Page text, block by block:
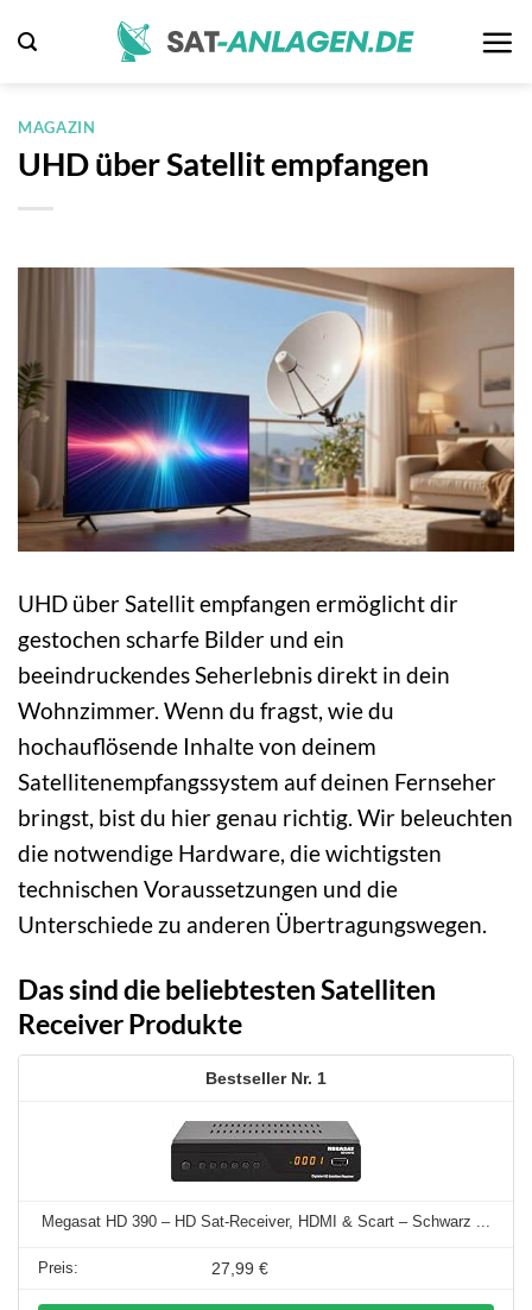
Inhalt
MAGAZIN
UHD über Satellit empfangen
UHD über Satellit empfangen ermöglicht dir
gestochen scharfe Bilder und ein
beeindruckendes Seherlebnis direkt in dein
Wohnzimmer. Wenn du fragst, wie du
hochauflösende Inhalte von deinem
Satellitenempfangssystem auf deinen Fernseher
bringst, bist du hier genau richtig. Wir beleuchten
die notwendige Hardware, die wichtigsten
technischen Voraussetzungen und die
Unterschiede zu anderen Übertragungswegen.
Das sind die beliebtesten Satelliten
Receiver Produkte
1
Megasat HD 390 – HD Sat-Receiver, HDMI & Scart – Schwarz ...
27,99 €